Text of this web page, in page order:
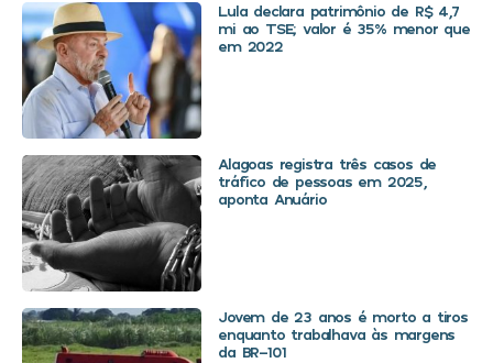
Lula declara patrimônio de R$ 4,7
mi ao TSE; valor é 35% menor que
em 2022
Alagoas registra três casos de
tráfico de pessoas em 2025,
aponta Anuário
Jovem de 23 anos é morto a tiros
enquanto trabalhava às margens
da BR-101